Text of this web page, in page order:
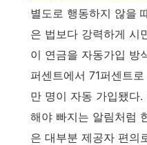
별도로 행동하지 않을
은 법보다 강력하게 시
이 연금을 자동가입 방
퍼센트에서 71퍼센트
만 명이 자동 가입됐다
해야 빠지는 알림처럼
은 대부분 제공자 편의